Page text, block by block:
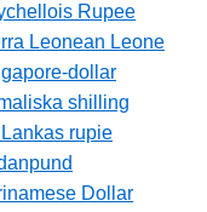
Rupee
Leonean Leone
dollar
shilling
rupie
Dollar